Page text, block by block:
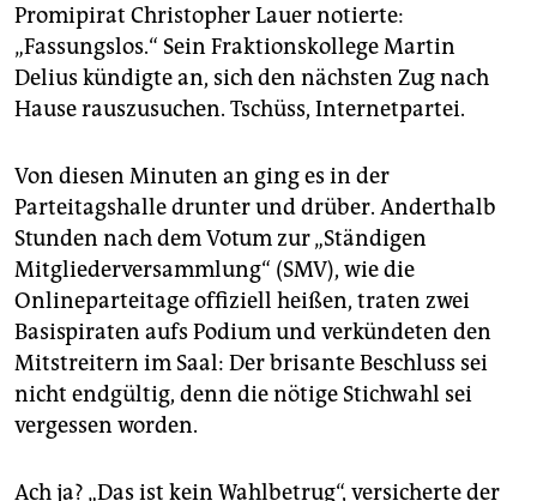
Promipirat Christopher Lauer notierte:
„Fassungslos.“ Sein Fraktionskollege Martin
Delius kündigte an, sich den nächsten Zug nach
Hause rauszusuchen. Tschüss, Internetpartei.
Von diesen Minuten an ging es in der
Parteitagshalle drunter und drüber. Anderthalb
Stunden nach dem Votum zur „Ständigen
Mitgliederversammlung“ (SMV), wie die
Onlineparteitage offiziell heißen, traten zwei
Basispiraten aufs Podium und verkündeten den
Mitstreitern im Saal: Der brisante Beschluss sei
nicht endgültig, denn die nötige Stichwahl sei
vergessen worden.
Ach ja? „Das ist kein Wahlbetrug“, versicherte der